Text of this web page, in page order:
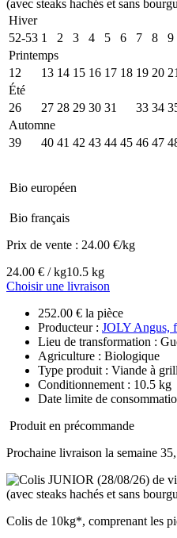
Hiver
52-53 1 2 3 4 5 6 7 8 9
Printemps
12
13 14 15 16 17 18 19 20 21
Été
26
27 28 29 30 31 33 34
Automne
39
40 41 42 43 44 45 46 47
Bio européen
Bio français
Prix de vente : 24.00 €/kg
24.00 € / kg10.5 kg
Choisir une livraison
252.00 € la pièce
Producteur : JOLY Angus,
Lieu de transformation :
Agriculture : Biologique
Type produit : Viande à
Conditionnement : 10.5 kg
Date limite de
Produit en précommande
Prochaine livraison la semaine
Colis de 10kg*, comprenant les